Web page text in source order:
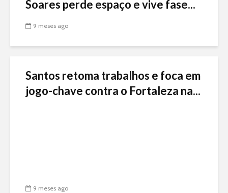
Soares perde espaço e vive fase...
9 meses ago
Santos retoma trabalhos e foca em
jogo-chave contra o Fortaleza na...
9 meses ago